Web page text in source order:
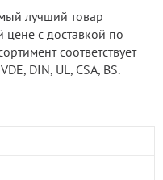
лучший товар
цене с доставкой по
соответствует
DIN, UL, CSA, BS.